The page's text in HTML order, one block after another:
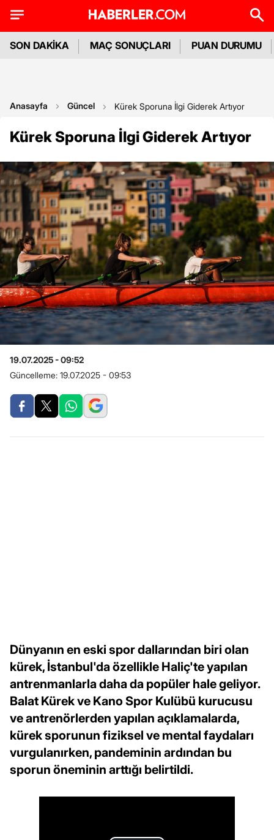
SON DAKİKA MAÇ SONUÇLARI PUAN DURUMU
Anasayfa Güncel Kürek Sporuna İlgi Giderek Artıyor
Kürek Sporuna İlgi Giderek Artıyor
19.07.2025 - 09:52
Güncelleme: 19.07.2025 - 09:53
Dünyanın en eski spor dallarından biri olan
kürek, İstanbul'da özellikle Haliç'te yapılan
antrenmanlarla daha da popüler hale geliyor.
Balat Kürek ve Kano Spor Kulübü kurucusu
ve antrenörlerden yapılan açıklamalarda,
kürek sporunun fiziksel ve mental faydaları
vurgulanırken, pandeminin ardından bu
sporun öneminin arttığı belirtildi.